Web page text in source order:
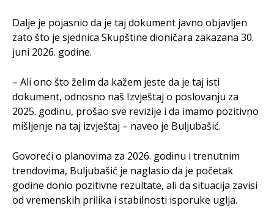
Dalje je pojasnio da je taj dokument javno objavljen
zato što je sjednica Skupštine dioničara zakazana 30.
juni 2026. godine.
– Ali ono što želim da kažem jeste da je taj isti
dokument, odnosno naš Izvještaj o poslovanju za
2025. godinu, prošao sve revizije i da imamo pozitivno
mišljenje na taj izvještaj – naveo je Buljubašić.
Govoreći o planovima za 2026. godinu i trenutnim
trendovima, Buljubašić je naglasio da je početak
godine donio pozitivne rezultate, ali da situacija zavisi
od vremenskih prilika i stabilnosti isporuke uglja.